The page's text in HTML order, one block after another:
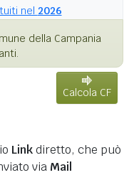
nel 2026
della Campania
Calcola CF
Linkdiretto, che può
via Mail